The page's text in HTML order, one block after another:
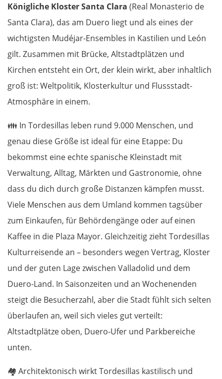
Königliche Kloster Santa Clara (Real Monasterio de
Santa Clara), das am Duero liegt und als eines der
wichtigsten Mudéjar-Ensembles in Kastilien und León
gilt. Zusammen mit Brücke, Altstadtplätzen und
Kirchen entsteht ein Ort, der klein wirkt, aber inhaltlich
groß ist: Weltpolitik, Klosterkultur und Flussstadt-
Atmosphäre in einem.
👪 In Tordesillas leben rund 9.000 Menschen, und
genau diese Größe ist ideal für eine Etappe: Du
bekommst eine echte spanische Kleinstadt mit
Verwaltung, Alltag, Märkten und Gastronomie, ohne
dass du dich durch große Distanzen kämpfen musst.
Viele Menschen aus dem Umland kommen tagsüber
zum Einkaufen, für Behördengänge oder auf einen
Kaffee in die Plaza Mayor. Gleichzeitig zieht Tordesillas
Kulturreisende an – besonders wegen Vertrag, Kloster
und der guten Lage zwischen Valladolid und dem
Duero-Land. In Saisonzeiten und an Wochenenden
steigt die Besucherzahl, aber die Stadt fühlt sich selten
überlaufen an, weil sich vieles gut verteilt:
Altstadtplätze oben, Duero-Ufer und Parkbereiche
unten.
🏘️ Architektonisch wirkt Tordesillas kastilisch und